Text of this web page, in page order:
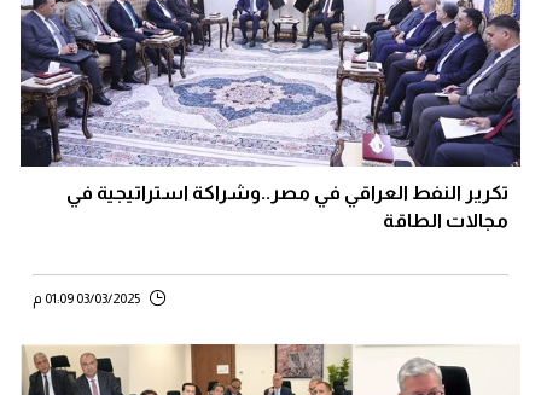
تكرير النفط العراقي في مصر..وشراكة استراتيجية في
مجالات الطاقة
03/03/2025 01:09 م